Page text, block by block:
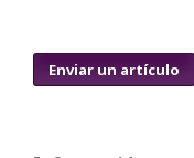
Enviar un artículo